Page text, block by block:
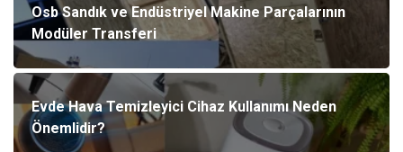
Osb Sandık ve Endüstriyel Makine Parçalarının
Modüler Transferi
Evde Hava Temizleyici Cihaz Kullanımı Neden
Önemlidir?